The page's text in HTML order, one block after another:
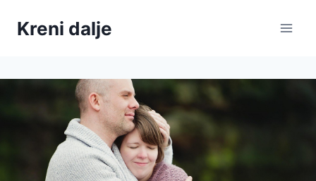
Kreni dalje